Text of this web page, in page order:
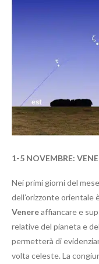
1-5 NOVEMBRE:
Nei primi giorni del
dell’orizzonte orientale
Venereaffiancare e
relative del pianeta e
permetterà di
volta celeste. La